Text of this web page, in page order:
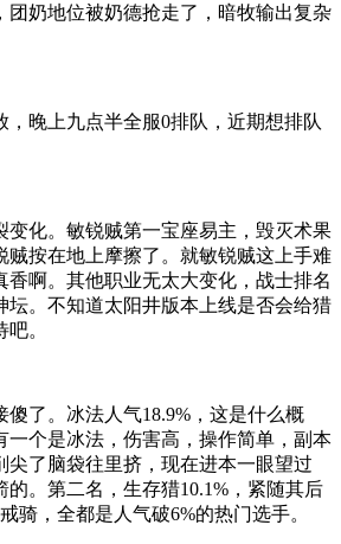
团奶地位被奶德抢走了，暗牧输出复杂
，晚上九点半全服0排队，近期想排队
变化。敏锐贼第一宝座易主，毁灭术果
贼按在地上摩擦了。就敏锐贼这上手难
香啊。其他职业无太大变化，战士排名
坛。不知道太阳井版本上线是否会给猎
。
傻了。冰法人气18.9%，这是什么概
一个是冰法，伤害高，操作简单，副本
尖了脑袋往里挤，现在进本一眼望过
的。第二名，生存猎10.1%，紧随其后
骑，全都是人气破6%的热门选手。